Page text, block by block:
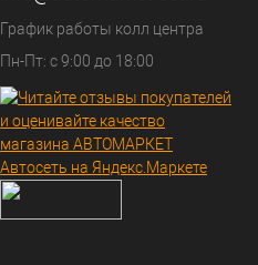
График работы колл центра
Пн-Пт: с 9:00 до 18:00